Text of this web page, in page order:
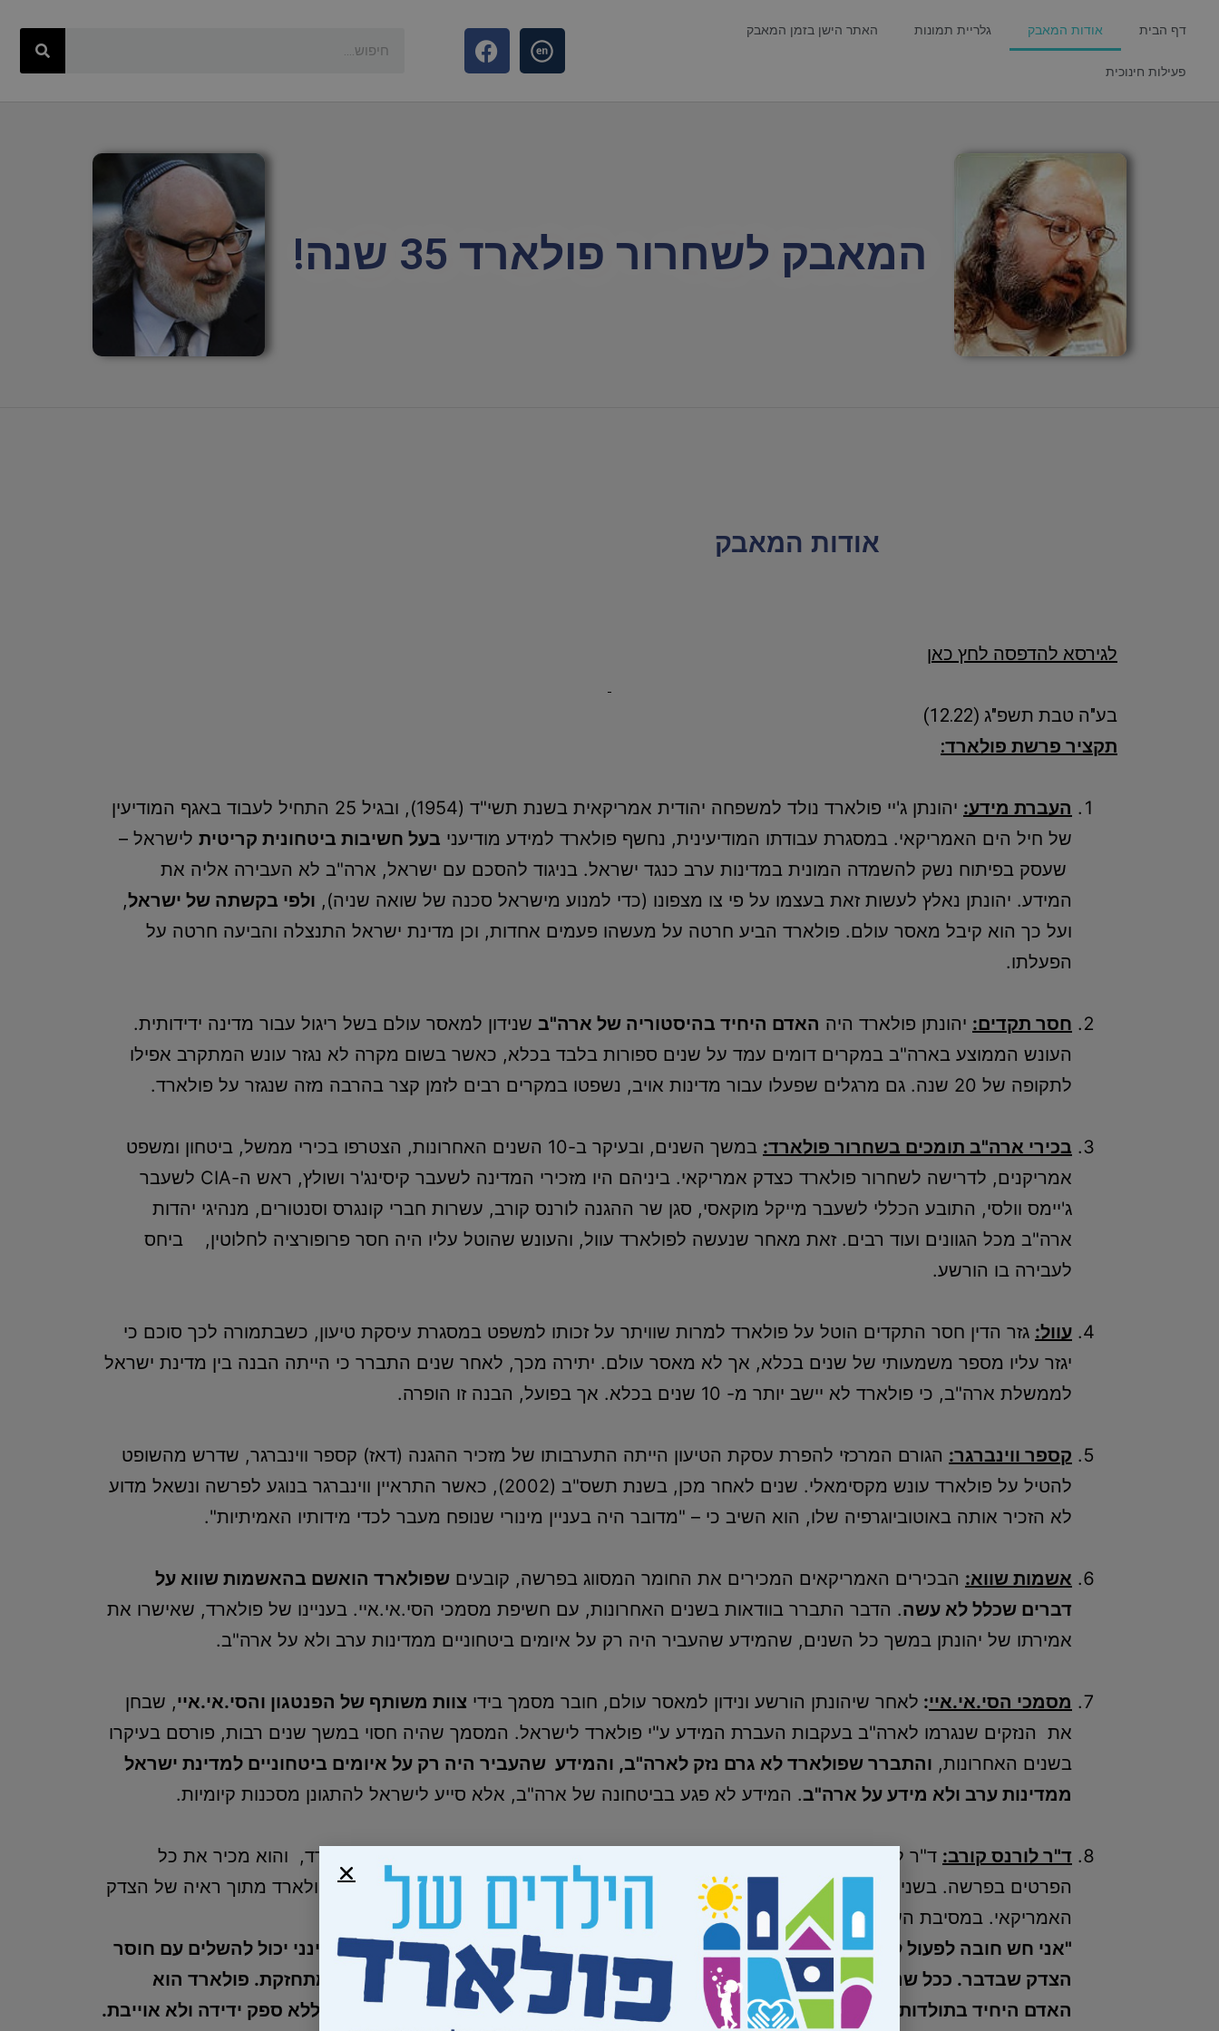
דף הבית אודות המאבק גלריית תמונות האתר הישן בזמן המאבק
פעילות חינוכית
המאבק לשחרור פולארד 35 שנה!
אודות המאבק
לגירסא להדפסה לחץ כאן
בע"ה טבת תשפ"ג (12.22)
תקציר פרשת פולארד:
העברת מידע:
יהונתן ג'יי פולארד נולד למשפחה יהודית אמריקאית בשנת תשי"ד (1954), ובגיל 25 התחיל לעבוד באגף המודיעין
של חיל הים האמריקאי. במסגרת עבודתו המודיעינית, נחשף פולארד למידע מודיעני בעל חשיבות ביטחונית קריטית לישראל –
שעסק בפיתוח נשק להשמדה המונית במדינות ערב כנגד ישראל. בניגוד להסכם עם ישראל, ארה"ב לא העבירה אליה את
המידע. יהונתן נאלץ לעשות זאת בעצמו על פי צו מצפונו (כדי למנוע מישראל סכנה של שואה שניה), ולפי בקשתה של ישראל,
ועל כך הוא קיבל מאסר עולם. פולארד הביע חרטה על מעשהו פעמים אחדות, וכן מדינת ישראל התנצלה והביעה חרטה על
הפעלתו.
חסר תקדים: יהונתן פולארד היה האדם היחיד בהיסטוריה של ארה"ב שנידון למאסר עולם בשל ריגול עבור מדינה ידידותית.
העונש הממוצע בארה"ב במקרים דומים עמד על שנים ספורות בלבד בכלא, כאשר בשום מקרה לא נגזר עונש המתקרב אפילו
לתקופה של 20 שנה. גם מרגלים שפעלו עבור מדינות אויב, נשפטו במקרים רבים לזמן קצר בהרבה מזה שנגזר על פולארד.
בכירי ארה"ב תומכים בשחרור פולארד:
במשך השנים, ובעיקר ב-10 השנים האחרונות, הצטרפו בכירי ממשל, ביטחון ומשפט
אמריקנים, לדרישה לשחרור פולארד כצדק אמריקאי. ביניהם היו מזכירי המדינה לשעבר קיסינג'ר ושולץ, ראש ה-CIA לשעבר
ג'יימס וולסי, התובע הכללי לשעבר מייקל מוקאסי, סגן שר ההגנה לורנס קורב, עשרות חברי קונגרס וסנטורים, מנהיגי יהדות
ארה"ב מכל הגוונים ועוד רבים. זאת מאחר שנעשה לפולארד עוול, והעונש שהוטל עליו היה חסר פרופורציה לחלוטין, ביחס
לעבירה בו הורשע.
עוול: גזר הדין חסר התקדים הוטל על פולארד למרות שוויתר על זכותו למשפט במסגרת עיסקת טיעון, כשבתמורה לכך סוכם כי
יגזר עליו מספר משמעותי של שנים בכלא, אך לא מאסר עולם. יתירה מכך, לאחר שנים התברר כי הייתה הבנה בין מדינת ישראל
לממשלת ארה"ב, כי פולארד לא יישב יותר מ- 10 שנים בכלא. אך בפועל, הבנה זו הופרה.
קספר ווינברגר: הגורם המרכזי להפרת עסקת הטיעון הייתה התערבותו של מזכיר ההגנה (דאז) קספר ווינברגר, שדרש מהשופט
להטיל על פולארד עונש מקסימאלי. שנים לאחר מכן, בשנת תשס"ב (2002), כאשר התראיין ווינברגר בנוגע לפרשה ונשאל מדוע
לא הזכיר אותה באוטוביוגרפיה שלו, הוא השיב כי – "מדובר היה בעניין מינורי שנופח מעבר לכדי מידותיו האמיתיות".
אשמות שווא: הבכירים האמריקאים המכירים את החומר המסווג בפרשה, קובעים שפולארד הואשם בהאשמות שווא על
דברים שכלל לא עשה. הדבר התברר בוודאות בשנים האחרונות, עם חשיפת מסמכי הסי.אי.איי. בעניינו של פולארד, שאישרו את
אמירתו של יהונתן במשך כל השנים, שהמידע שהעביר היה רק על איומים ביטחוניים ממדינות ערב ולא על ארה"ב.
מסמכי הסי.אי.איי: לאחר שיהונתן הורשע ונידון למאסר עולם, חובר מסמך בידי צוות משותף של הפנטגון והסי.אי.איי, שבחן
את הנזקים שנגרמו לארה"ב בעקבות העברת המידע ע"י פולארד לישראל. המסמך שהיה חסוי במשך שנים רבות, פורסם בעיקרו
בשנים האחרונות, והתברר שפולארד לא גרם נזק לארה"ב, והמידע שהעביר היה רק על איומים ביטחוניים למדינת ישראל
ממדינות ערב ולא מידע על ארה"ב. המידע לא פגע בביטחונה של ארה"ב, אלא סייע לישראל להתגונן מסכנות קיומיות.
ד"ר לורנס קורב: ד"ר לורנס קורב היה סגנו של קספר ויינברגר, שר ההגנה האמריקאי בתקופת פולארד, והוא מכיר את כל
הפרטים בפרשה. בשנים האחרונות ביקר ד"ר לורנס קורב בארץ פעמיים, במטרה לקדם את שחרור פולארד מתוך ראיה של הצדק
האמריקאי. במסיבת העיתונאים התייחס ד"ר לורנס קורב לדו"ח הCIA שנחשף בעניין פולארד:
"אני חש חובה לפעול לשחרור פולארד משום שהעונש שריצה הוא חסר פרופורציה. כאמריקני אינני יכול להשלים עם חוסר
הצדק שבדבר. ככל שנכנסים לעומקם של פרטי הפרשה, המסקנה שהאיש חייב להשתחרר רק מתחזקת. פולארד הוא
האדם היחיד בתולדות ארה"ב שריצה מאסר עולם בגין ריגול עבור מדינה ידידותית, וישראל היא ללא ספק ידידה ולא אוייבת.